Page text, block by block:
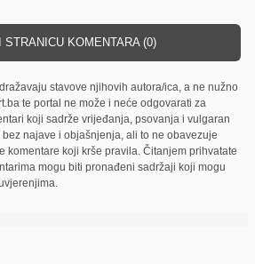
STRANICU KOMENTARA (0)
stavove njihovih autora/ica, a ne nužno
te portal ne može i neće odgovarati za
koji sadrže vrijeđanja, psovanja i vulgaran
najave i objašnjenja, ali to ne obavezuje
komentare koji krše pravila. Čitanjem prihvatate
mogu biti pronađeni sadržaji koji mogu